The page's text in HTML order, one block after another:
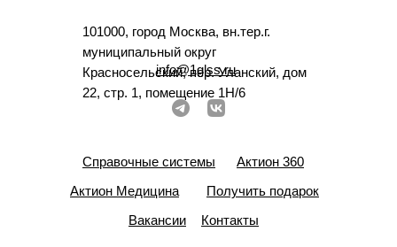
101000, город Москва, вн.тер.г.
муниципальный округ
Красносельский, пер. Уланский, дом
22, стр. 1, помещение 1Н/6
info@1glss.ru
Справочные системы
Актион 360
Актион Медицина
Получить подарок
Вакансии
Контакты